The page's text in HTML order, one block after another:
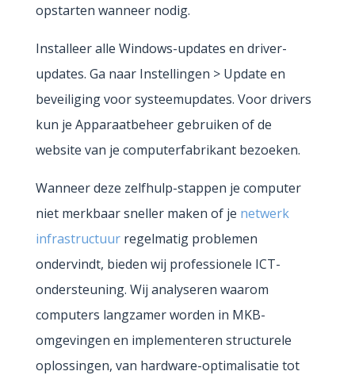
opstarten wanneer nodig.
Installeer alle Windows-updates en driver-
updates. Ga naar Instellingen > Update en
beveiliging voor systeemupdates. Voor drivers
kun je Apparaatbeheer gebruiken of de
website van je computerfabrikant bezoeken.
Wanneer deze zelfhulp-stappen je computer
niet merkbaar sneller maken of je netwerk
infrastructuurregelmatig problemen
ondervindt, bieden wij professionele ICT-
ondersteuning. Wij analyseren waarom
computers langzamer worden in MKB-
omgevingen en implementeren structurele
oplossingen, van hardware-optimalisatie tot